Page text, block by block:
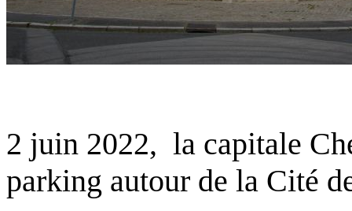
2 juin 2022, la capitale
parking autour de la Cité